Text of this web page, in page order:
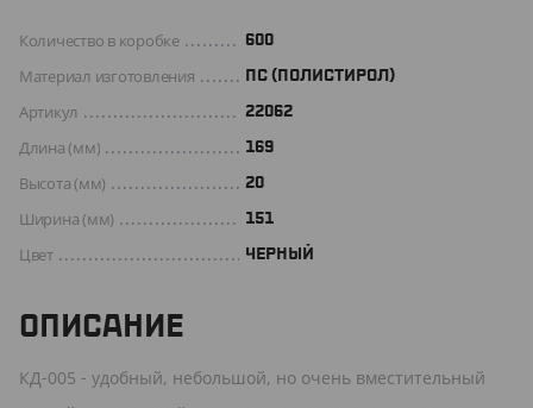
Количество в коробке 600
Материал изготовления ПС (ПОЛИСТИРОЛ)
Артикул 22062
Длина (мм) 169
Высота (мм) 20
Ширина (мм) 151
Цвет ЧЕРНЫЙ
ОПИСАНИЕ
КД-005 - удобный, небольшой, но очень вместительный